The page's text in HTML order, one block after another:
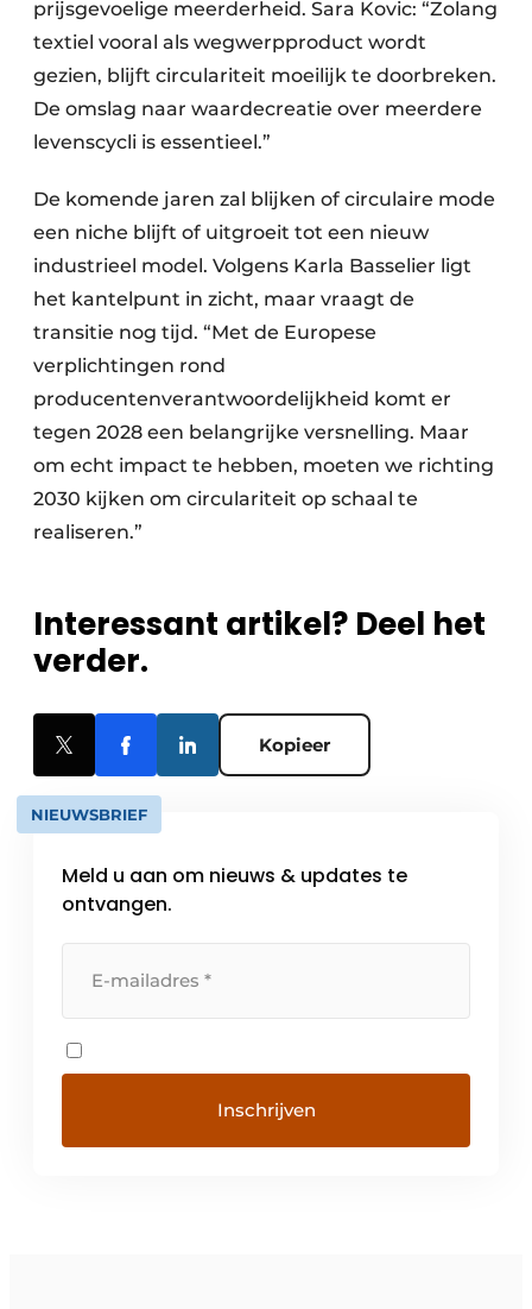
prijsgevoelige meerderheid. Sara Kovic: “Zolang
textiel vooral als wegwerpproduct wordt
gezien, blijft circulariteit moeilijk te doorbreken.
De omslag naar waardecreatie over meerdere
levenscycli is essentieel.”
De komende jaren zal blijken of circulaire mode
een niche blijft of uitgroeit tot een nieuw
industrieel model. Volgens Karla Basselier ligt
het kantelpunt in zicht, maar vraagt de
transitie nog tijd. “Met de Europese
verplichtingen rond
producentenverantwoordelijkheid komt er
tegen 2028 een belangrijke versnelling. Maar
om echt impact te hebben, moeten we richting
2030 kijken om circulariteit op schaal te
realiseren.”
Interessant artikel? Deel het
verder.
Kopieer
NIEUWSBRIEF
Meld u aan om nieuws & updates te
ontvangen.